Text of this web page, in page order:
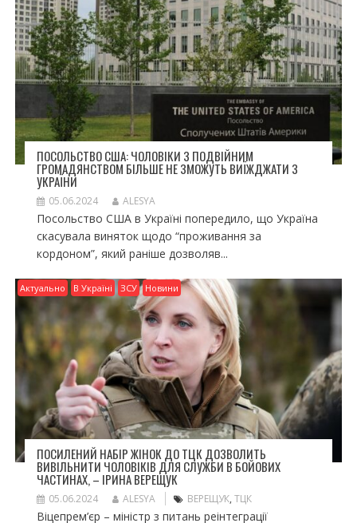
ПОСОЛЬСТВО США: ЧОЛОВІКИ З ПОДВІЙНИМ
ГРОМАДЯНСТВОМ БІЛЬШЕ НЕ ЗМОЖУТЬ ВИЇЖДЖАТИ З
УКРАЇНИ
05.06.2024 ALESYA
Посольство США в Україні попередило, що Україна
скасувала виняток щодо “проживання за
кордоном”, який раніше дозволяв...
Актуально В Україні ЗСУ Новини
ПОСИЛЕНИЙ НАБІР ЖІНОК ДО ТЦК ДОЗВОЛИТЬ
ВИВІЛЬНИТИ ЧОЛОВІКІВ ДЛЯ СЛУЖБИ В БОЙОВИХ
ЧАСТИНАХ, – ІРИНА ВЕРЕЩУК
05.06.2024 ALESYA ВЕРЕЩУК, ТЦК
Віцепрем’єр – міністр з питань реінтеграції